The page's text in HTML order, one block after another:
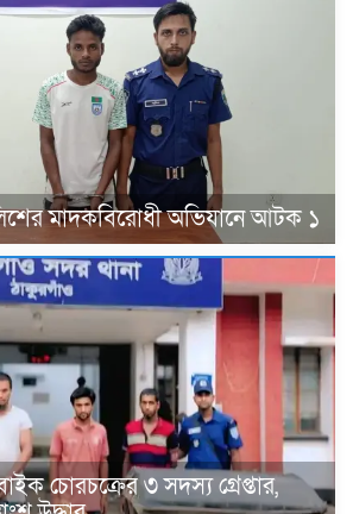
মাদকবিরোধী অভিযানে আটক ১
চোরচক্রের ৩ সদস্য গ্রেপ্তার,